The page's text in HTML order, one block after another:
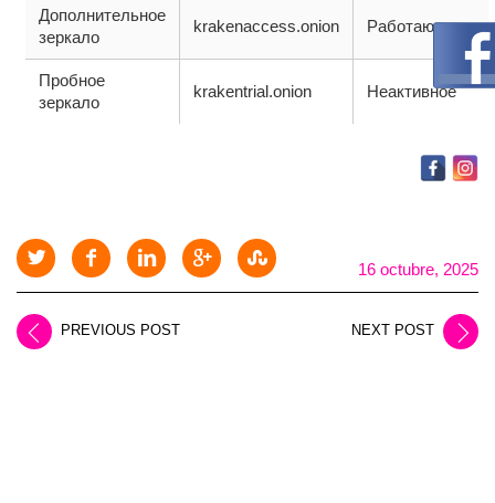
Дополнительное
зеркало
krakenaccess.onion Работающее
Пробное
зеркало
krakentrial.onion Неактивное
16 octubre, 2025
PREVIOUS POST NEXT POST